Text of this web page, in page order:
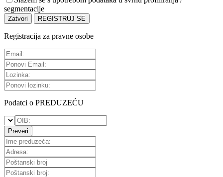
segmentacije
Zatvori REGISTRUJ SE
Registracija za pravne osobe
Podatci o PREDUZEĆU
Preveri